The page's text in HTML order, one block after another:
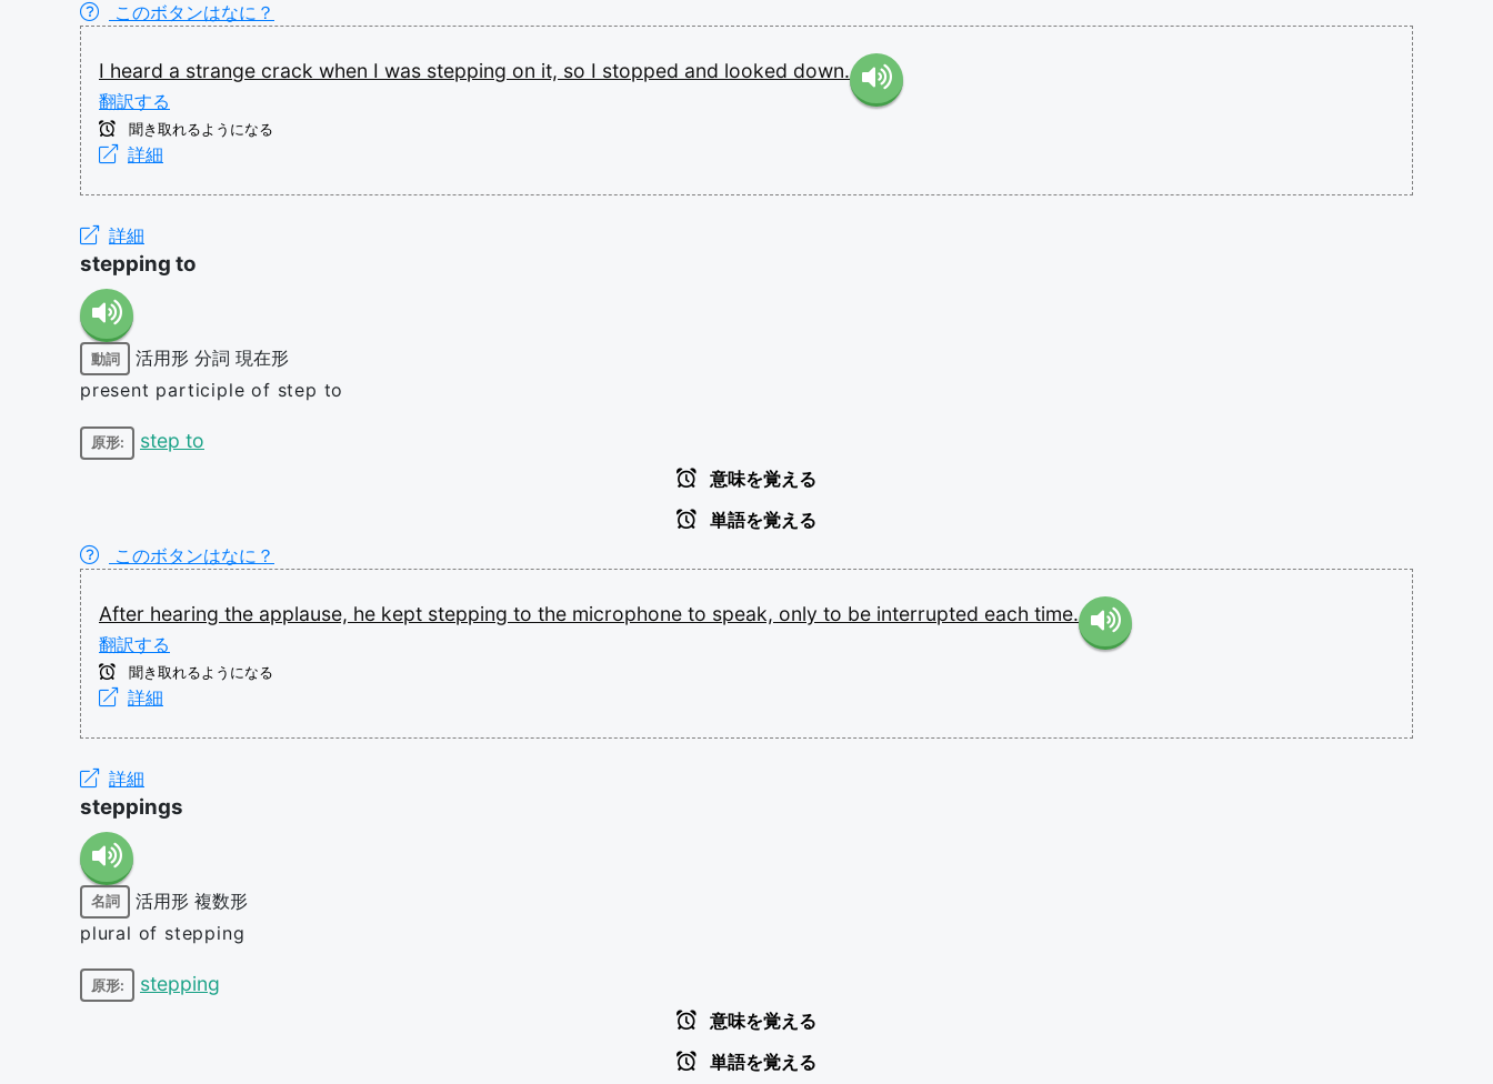
このボタンはなに？
I heard a strange crack when I was stepping on it, so I stopped and looked down.
翻訳する
聞き取れるようになる
詳細
詳細
stepping to
動詞 活用形 分詞 現在形
present participle of step to
原形: step to
意味を覚える
単語を覚える
このボタンはなに？
After hearing the applause, he kept stepping to the microphone to speak, only to be interrupted each time.
翻訳する
聞き取れるようになる
詳細
詳細
steppings
名詞 活用形 複数形
plural of stepping
原形: stepping
意味を覚える
単語を覚える